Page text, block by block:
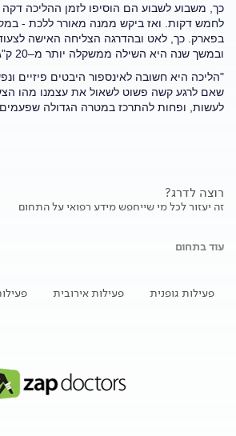
כך, משבוע לשבוע הם הוסיפו לזמן ההליכה דקה
לחמש דקות. ואז ביקש ממנה מאורר ללכת -
בפארק. כך, לאט ובהדרגה הצליחה האישה
ובמשך שנה היא השילה ממשקלה יותר מ–20 ק"ג.
"הליכה היא חשובה לאינספור היבטים פיזיים
שאם לרגע קשה פשוט לשאול את עצמנו מהו
לעשות, ופחות להתרכז במטרה הגדולה
רוצה לדרג?
זה יעזור לכל מי שייחפש מידע רפואי על התחום
עוד בתחום
פעילות גופנית פעילות אירובית